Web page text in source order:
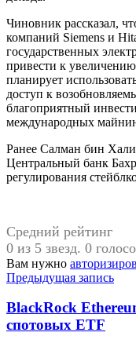
Чиновник рассказал,
компаний Siemens и
государственных
привести к
планирует
доступ к
благоприятный
международных
Ранее Салман бин
Центральный банк
регулирования
Средний рейтинг
0 из 5 звезд. 0
Вам нужно
Навигация
по
записям
Предыдущая запись
BlackRock
спотовых ETF